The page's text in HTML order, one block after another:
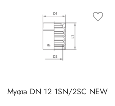
Муфта DN 12 1SN/2SC NEW